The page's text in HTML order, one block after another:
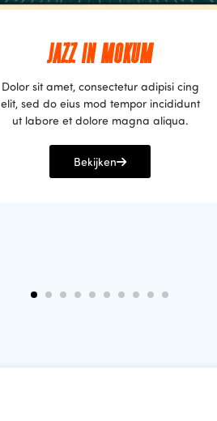
JAZZ IN MOKUM
Dolor sit amet, consectetur adipisi cing
elit, sed do eius mod tempor incididunt
ut labore et dolore magna aliqua.
Bekijken